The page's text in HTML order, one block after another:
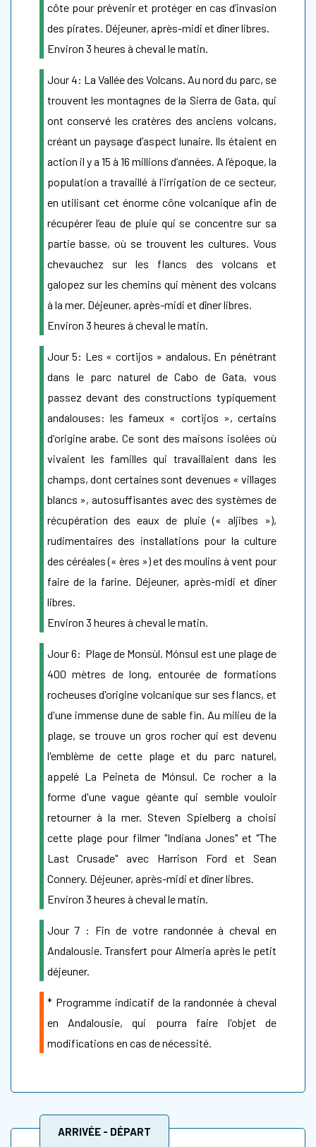
côte pour prévenir et protéger en cas d’invasion
des pirates. Déjeuner, après-midi et dîner libres.
Environ 3 heures à cheval le matin.
Jour 4: La Vallée des Volcans. Au nord du parc, se
trouvent les montagnes de la Sierra de Gata, qui
ont conservé les cratères des anciens volcans,
créant un paysage d’aspect lunaire. Ils étaient en
action il y a 15 à 16 millions d’années. A l’époque, la
population a travaillé à l'irrigation de ce secteur,
en utilisant cet énorme cône volcanique afin de
récupérer l’eau de pluie qui se concentre sur sa
partie basse, où se trouvent les cultures. Vous
chevauchez sur les flancs des volcans et
galopez sur les chemins qui mènent des volcans
à la mer. Déjeuner, après-midi et dîner libres.
Environ 3 heures à cheval le matin.
Jour 5: Les « cortijos » andalous. En pénétrant
dans le parc naturel de Cabo de Gata, vous
passez devant des constructions typiquement
andalouses: les fameux « cortijos », certains
d'origine arabe. Ce sont des maisons isolées où
vivaient les familles qui travaillaient dans les
champs, dont certaines sont devenues « villages
blancs », autosuffisantes avec des systèmes de
récupération des eaux de pluie (« aljibes »),
rudimentaires des installations pour la culture
des céréales (« ères ») et des moulins à vent pour
faire de la farine. Déjeuner, après-midi et dîner
libres.
Environ 3 heures à cheval le matin.
Jour 6: Plage de Monsùl. Mónsul est une plage de
400 mètres de long, entourée de formations
rocheuses d'origine volcanique sur ses flancs, et
d'une immense dune de sable fin. Au milieu de la
plage, se trouve un gros rocher qui est devenu
l'emblème de cette plage et du parc naturel,
appelé La Peineta de Mónsul. Ce rocher a la
forme d'une vague géante qui semble vouloir
retourner à la mer. Steven Spielberg a choisi
cette plage pour filmer "Indiana Jones" et "The
Last Crusade" avec Harrison Ford et Sean
Connery. Déjeuner, après-midi et dîner libres.
Environ 3 heures à cheval le matin.
Jour 7 : Fin de votre randonnée à cheval en
Andalousie. Transfert pour Almeria après le petit
déjeuner.
* Programme indicatif de la randonnée à cheval
en Andalousie, qui pourra faire l'objet de
modifications en cas de nécessité.
ARRIVÉE - DÉPART